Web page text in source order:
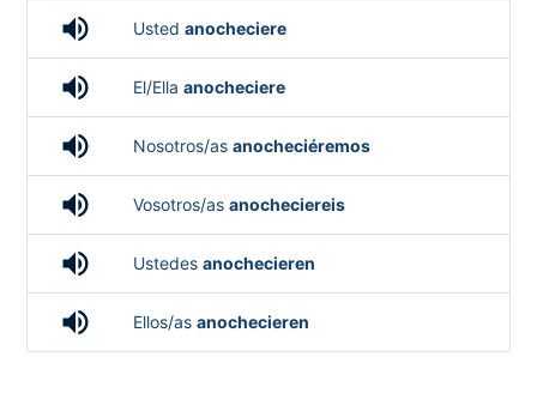
volume_up Usted anocheciere
volume_up El/Ella anocheciere
volume_up Nosotros/as anocheciéremos
volume_up Vosotros/as anocheciereis
volume_up Ustedes anochecieren
volume_up Ellos/as anochecieren